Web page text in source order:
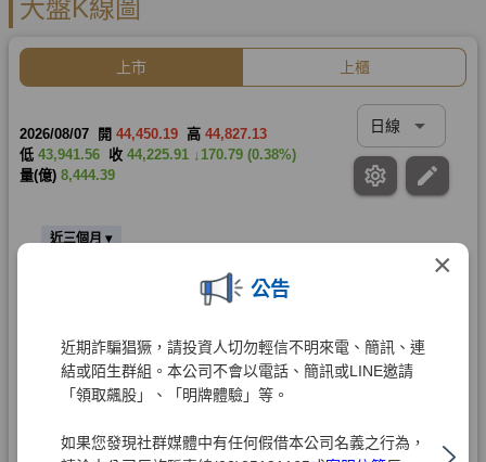
×
公告
近期詐騙猖獗，請投資人切勿輕信不明來電、簡訊、連
結或陌生群組。本公司不會以電話、簡訊或LINE邀請
「領取飆股」、「明牌體驗」等。
如果您發現社群媒體中有任何假借本公司名義之行為，